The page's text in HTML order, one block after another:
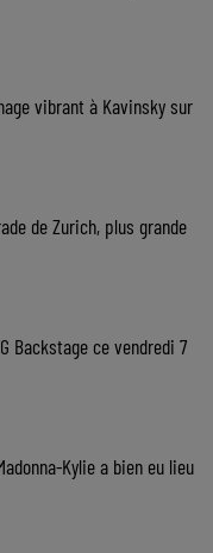
vibrant à Kavinsky sur
de Zurich, plus grande
Backstage ce vendredi 7
Kylie a bien eu lieu